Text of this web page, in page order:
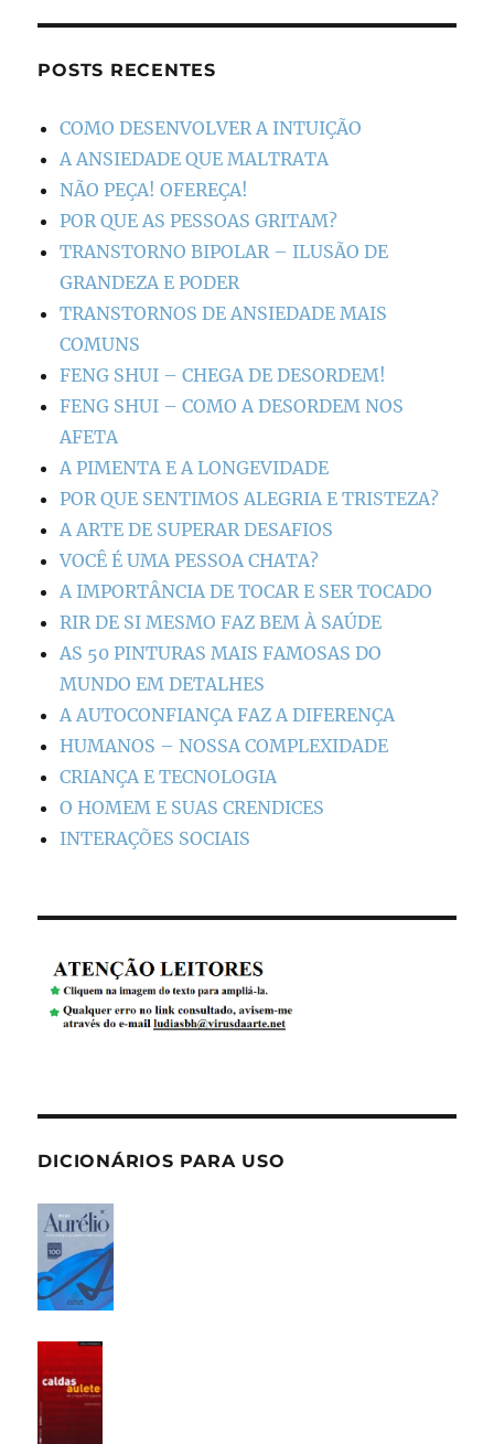
POSTS RECENTES
COMO DESENVOLVER A INTUIÇÃO
A ANSIEDADE QUE MALTRATA
NÃO PEÇA! OFEREÇA!
POR QUE AS PESSOAS GRITAM?
TRANSTORNO BIPOLAR – ILUSÃO DE
GRANDEZA E PODER
TRANSTORNOS DE ANSIEDADE MAIS
COMUNS
FENG SHUI – CHEGA DE DESORDEM!
FENG SHUI – COMO A DESORDEM NOS
AFETA
A PIMENTA E A LONGEVIDADE
POR QUE SENTIMOS ALEGRIA E TRISTEZA?
A ARTE DE SUPERAR DESAFIOS
VOCÊ É UMA PESSOA CHATA?
A IMPORTÂNCIA DE TOCAR E SER TOCADO
RIR DE SI MESMO FAZ BEM À SAÚDE
AS 50 PINTURAS MAIS FAMOSAS DO
MUNDO EM DETALHES
A AUTOCONFIANÇA FAZ A DIFERENÇA
HUMANOS – NOSSA COMPLEXIDADE
CRIANÇA E TECNOLOGIA
O HOMEM E SUAS CRENDICES
INTERAÇÕES SOCIAIS
DICIONÁRIOS PARA USO